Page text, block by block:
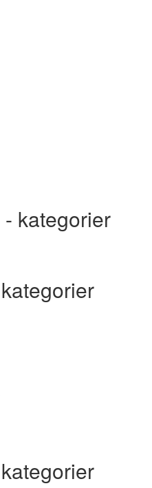
kategorier